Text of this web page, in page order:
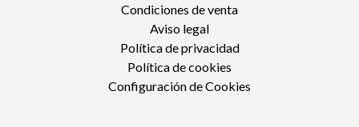
Condiciones de venta
Aviso legal
Política de privacidad
Política de cookies
Configuración de Cookies